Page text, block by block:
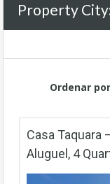
Property
Ordenar
Casa Taquara
Aluguel, 4